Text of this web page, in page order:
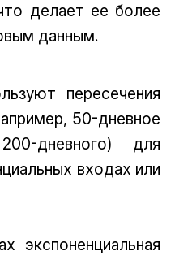
делает ее более
данным.
пересечения
50-дневное
дневного) для
входах или
экспоненциальная